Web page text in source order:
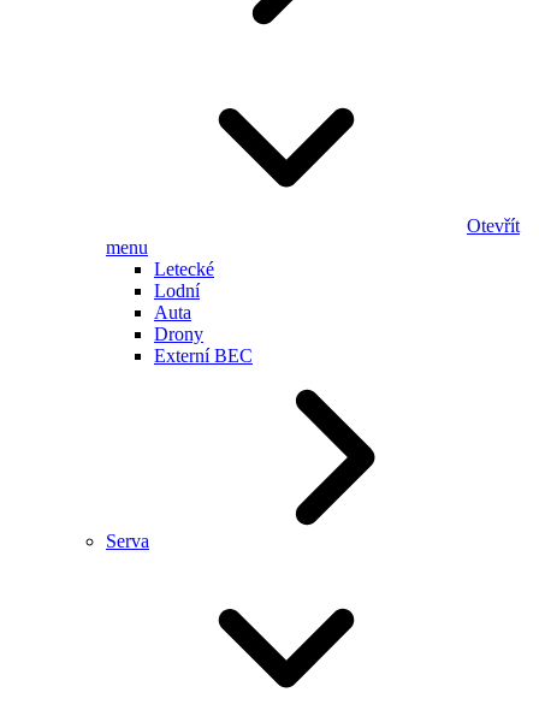
Otevřít
menu
Letecké
Lodní
Auta
Drony
Externí BEC
Serva